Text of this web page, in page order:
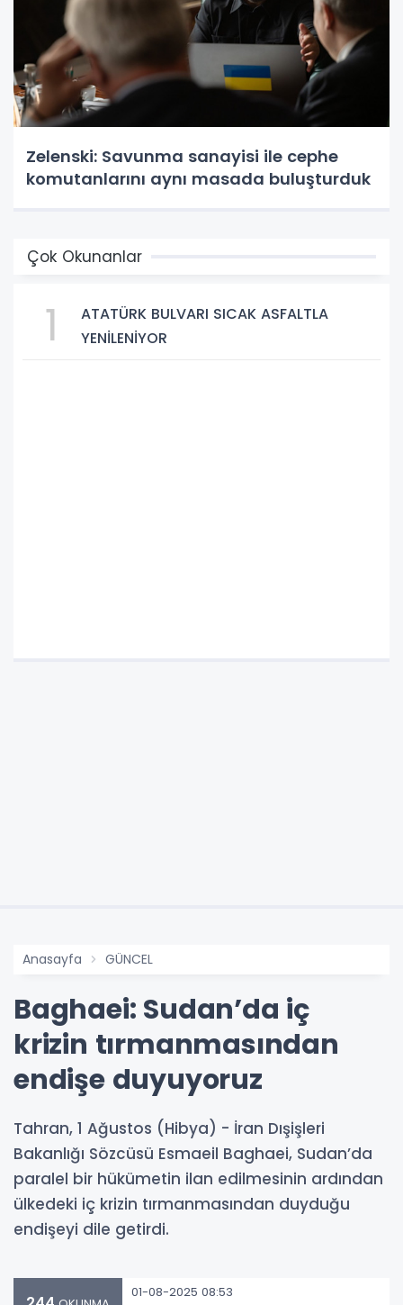
Zelenski: Savunma sanayisi ile cephe
komutanlarını aynı masada buluşturduk
Çok Okunanlar
1
ATATÜRK BULVARI SICAK ASFALTLA
YENİLENİYOR
Anasayfa GÜNCEL
Baghaei: Sudan’da iç
krizin tırmanmasından
endişe duyuyoruz
Tahran, 1 Ağustos (Hibya) - İran Dışişleri
Bakanlığı Sözcüsü Esmaeil Baghaei, Sudan’da
paralel bir hükümetin ilan edilmesinin ardından
ülkedeki iç krizin tırmanmasından duyduğu
endişeyi dile getirdi.
01-08-2025 08:53